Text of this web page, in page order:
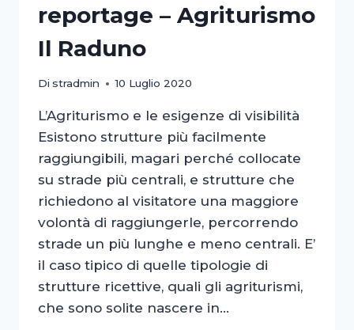
reportage – Agriturismo
Il Raduno
Di stradmin 10 Luglio 2020
L’Agriturismo e le esigenze di visibilità
Esistono strutture più facilmente
raggiungibili, magari perché collocate
su strade più centrali, e strutture che
richiedono al visitatore una maggiore
volontà di raggiungerle, percorrendo
strade un più lunghe e meno centrali. E’
il caso tipico di quelle tipologie di
strutture ricettive, quali gli agriturismi,
che sono solite nascere in…